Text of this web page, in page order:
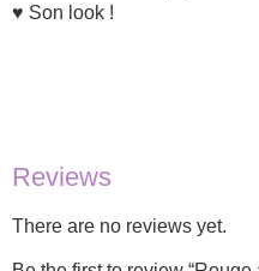
♥ Son look !
Reviews
There are no reviews yet.